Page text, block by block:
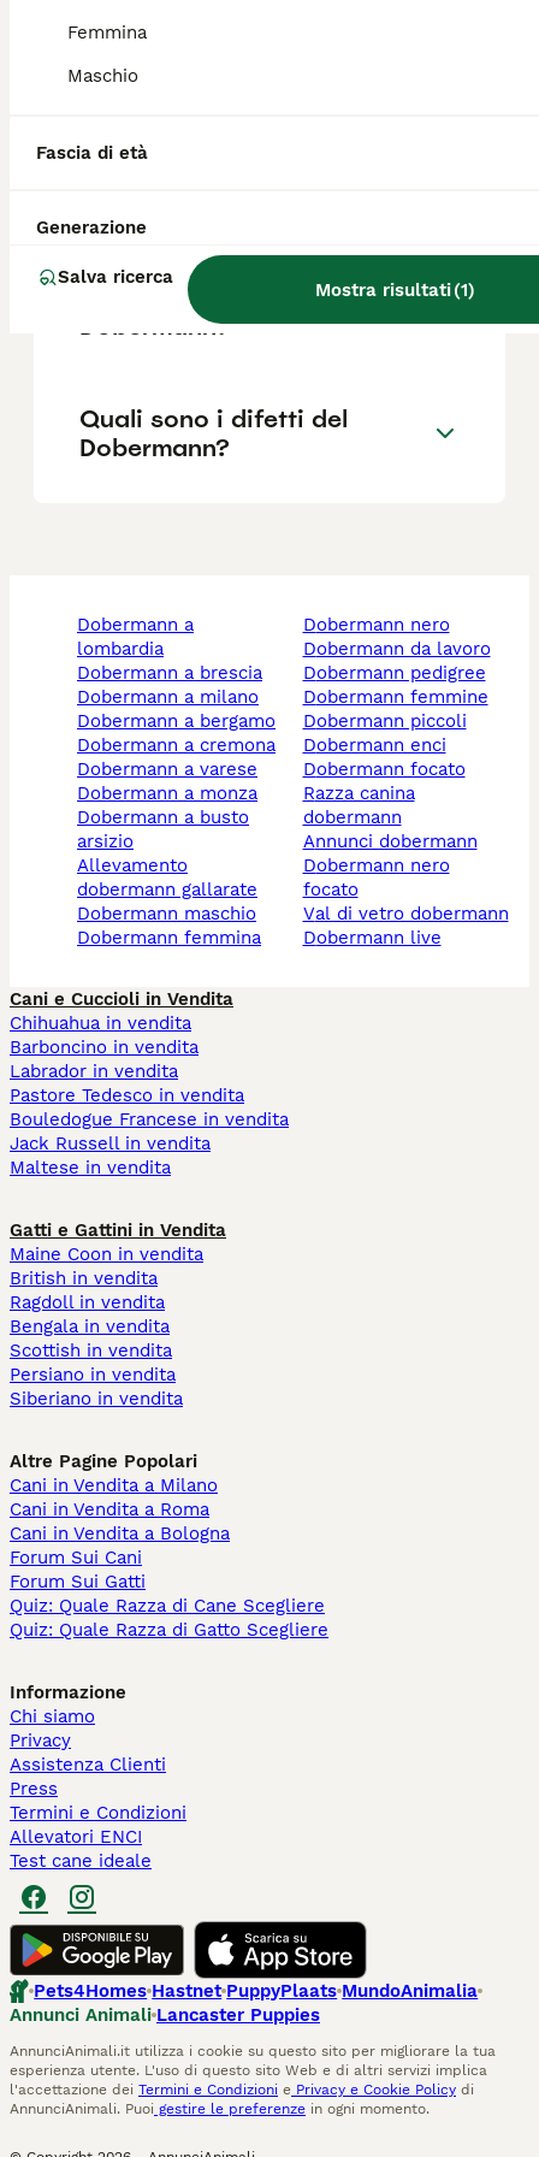
Femmina
Maschio
Fascia di età
Generazione
Salva ricerca
Mostra risultati(1)
bambini?
Quanti anni campa un
Dobermann?
Quali sono i difetti del
Dobermann?
dobermann a
lombardia
dobermann a brescia
dobermann a milano
dobermann a bergamo
dobermann a cremona
dobermann a varese
dobermann a monza
dobermann a busto
arsizio
allevamento
dobermann gallarate
dobermann maschio
dobermann femmina
dobermann nero
dobermann da lavoro
dobermann pedigree
dobermann femmine
dobermann piccoli
dobermann enci
dobermann focato
razza canina
dobermann
annunci dobermann
dobermann nero
focato
val di vetro dobermann
dobermann live
Cani e Cuccioli in Vendita
Chihuahua in vendita
Barboncino in vendita
Labrador in vendita
Pastore Tedesco in vendita
Bouledogue Francese in vendita
Jack Russell in vendita
Maltese in vendita
Gatti e Gattini in Vendita
Maine Coon in vendita
British in vendita
Ragdoll in vendita
Bengala in vendita
Scottish in vendita
Persiano in vendita
Siberiano in vendita
Altre Pagine Popolari
Cani in Vendita a Milano
Cani in Vendita a Roma
Cani in Vendita a Bologna
Forum Sui Cani
Forum Sui Gatti
Quiz: Quale Razza di Cane Scegliere
Quiz: Quale Razza di Gatto Scegliere
Informazione
Chi siamo
Privacy
Assistenza Clienti
Press
Termini e Condizioni
Allevatori ENCI
Test cane ideale
Pets4Homes Hastnet PuppyPlaats MundoAnimalia
Annunci Animali Lancaster Puppies
AnnunciAnimali.it utilizza i cookie su questo sito per migliorare la tua
esperienza utente. L'uso di questo sito Web e di altri servizi implica
l'accettazione dei Termini e Condizioni e Privacy e Cookie Policy di
AnnunciAnimali. Puoi gestire le preferenze in ogni momento.